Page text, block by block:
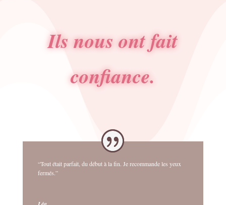
Ils nous ont fait
confiance.
“Tout était parfait, du début à la fin. Je recommande les yeux
fermés.”